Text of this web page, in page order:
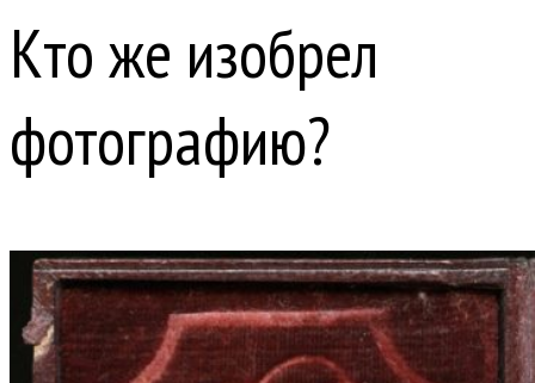
Кто же изобрел
фотографию?